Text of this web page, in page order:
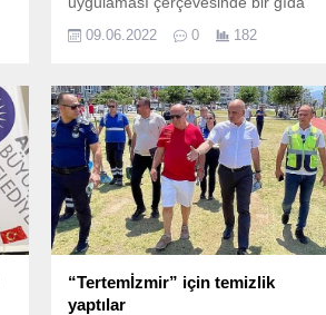
kazandı.
09.06.2022 0 182
“Tertemİzmir” için temizlik
yaptılar